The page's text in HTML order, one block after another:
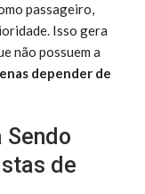
passageiro,
Isso gera
não possuem a
depender de
Sendo
de